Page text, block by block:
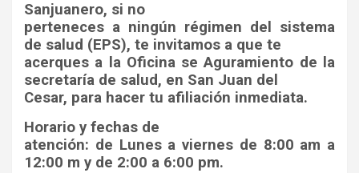
Sanjuanero, si no
perteneces a ningún régimen del sistema
de salud (EPS), te invitamos a que te
acerques a la Oficina se Aguramiento de la
secretaría de salud, en San Juan del
Cesar, para hacer tu afiliación inmediata.
Horario y fechas de
atención: de Lunes a viernes de 8:00 am a
12:00 m y de 2:00 a 6:00 pm.